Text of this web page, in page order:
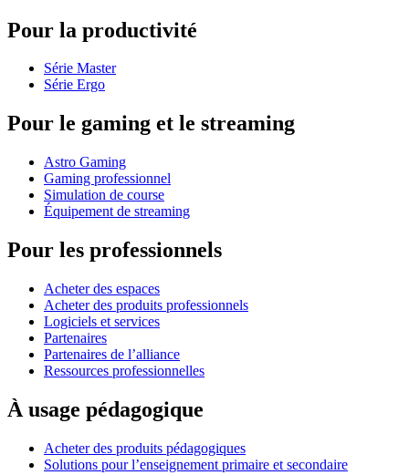
Pour la productivité
Série Master
Série Ergo
Pour le gaming et le streaming
Astro Gaming
Gaming professionnel
Simulation de course
Équipement de streaming
Pour les professionnels
Acheter des espaces
Acheter des produits professionnels
Logiciels et services
Partenaires
Partenaires de l’alliance
Ressources professionnelles
À usage pédagogique
Acheter des produits pédagogiques
Solutions pour l’enseignement primaire et secondaire